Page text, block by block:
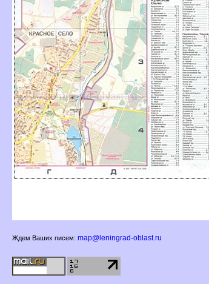
Ждем Ваших писем: map@leningrad-oblast.ru